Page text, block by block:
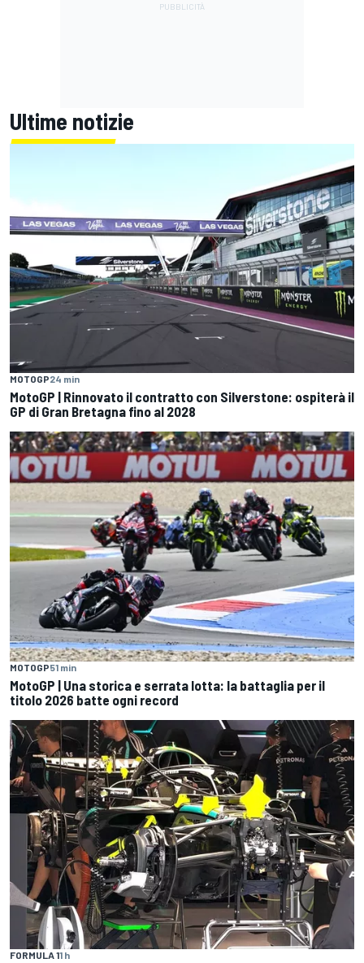
Ultime notizie
MOTOGP24 min
MotoGP | Rinnovato il contratto con Silverstone: ospiterà il
GP di Gran Bretagna fino al 2028
MOTOGP51 min
MotoGP | Una storica e serrata lotta: la battaglia per il
titolo 2026 batte ogni record
FORMULA 11 h